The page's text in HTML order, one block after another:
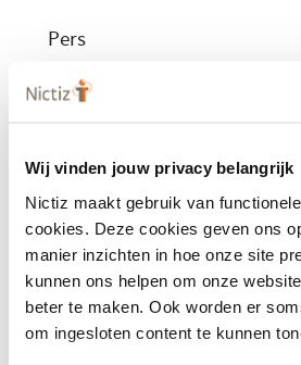
Wij vinden jouw privacy belangrijk
Nictiz maakt gebruik van
cookies. Deze cookies geven ons
manier inzichten in hoe onze site
kunnen ons helpen om onze
beter te maken. Ook worden er
om ingesloten content te kunnen
Pers
Voor persvragen kun je contact
Teamlead Marketing & Communicatie,